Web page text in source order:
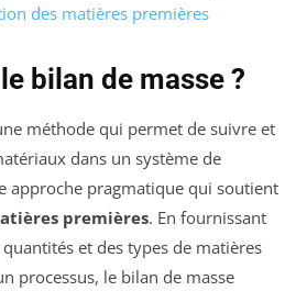
des matières premières
bilan de masse ?
méthode qui permet de suivre et
dans un système de
approche pragmatique qui soutient
premières. En fournissant
quantités et des types de matières
processus, le bilan de masse